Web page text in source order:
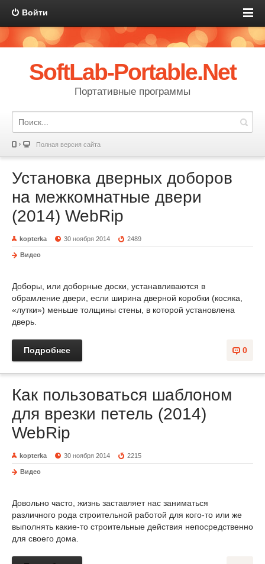
Войти
SoftLab-Portable.Net
Портативные программы
Полная версия сайта
Установка дверных доборов
на межкомнатные двери
(2014) WebRip
kopterka 30 ноября 2014 2489
Видео
Доборы, или доборные доски, устанавливаются в
обрамление двери, если ширина дверной коробки (косяка,
«лутки») меньше толщины стены, в которой установлена
дверь.
0
Подробнее
Как пользоваться шаблоном
для врезки петель (2014)
WebRip
kopterka 30 ноября 2014 2215
Видео
Довольно часто, жизнь заставляет нас заниматься
различного рода строительной работой для кого-то или же
выполнять какие-то строительные действия непосредственно
для своего дома.